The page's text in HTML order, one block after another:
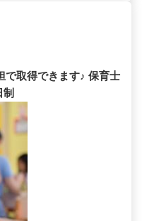
で取得できます♪ 保育士